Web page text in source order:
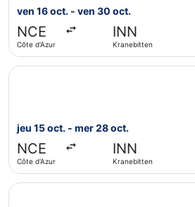
ven 16 oct. - ven 30 oct.
NCE
Côte d'Azur
INN
Kranebitten
jeu 15 oct. - mer 28 oct.
NCE
Côte d'Azur
INN
Kranebitten
Sélectionner le vol Lufthansa,
Sélectionner le vol Lufthansa,